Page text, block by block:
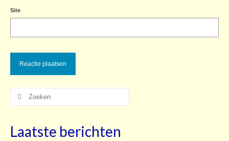
Site
Zoeken
Laatste berichten